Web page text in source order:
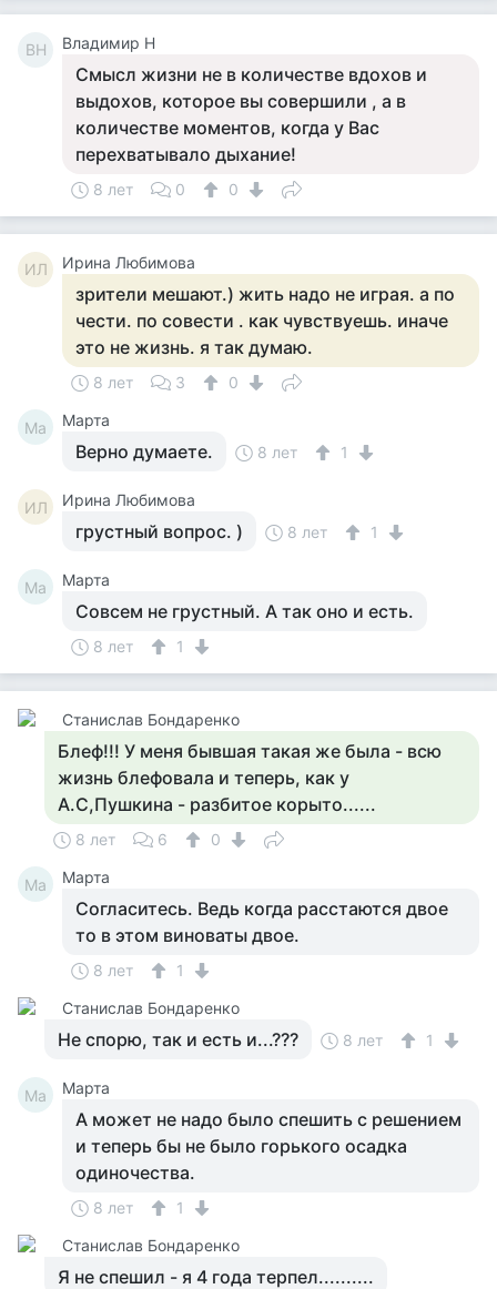
ВН Владимир Н
Смысл жизни не в количестве вдохов и
выдохов, которое вы совершили , а в
количестве моментов, когда у Вас
перехватывало дыхание!
8 лет 0 0
ИЛ Ирина Любимова
зрители мешают.) жить надо не играя. а по
чести. по совести . как чувствуешь. иначе
это не жизнь. я так думаю.
8 лет 3 0
Ма Марта
Верно думаете. 8 лет 1
ИЛ Ирина Любимова
грустный вопрос. ) 8 лет 1
Ма Марта
Совсем не грустный. А так оно и есть.
8 лет 1
Станислав Бондаренко
Блеф!!! У меня бывшая такая же была - всю
жизнь блефовала и теперь, как у
А.С,Пушкина - разбитое корыто......
8 лет 6 0
Ма Марта
Согласитесь. Ведь когда расстаются двое
то в этом виноваты двое.
8 лет
1
Станислав Бондаренко
Не спорю, так и есть и...??? 8 лет 1
Ма Марта
А может не надо было спешить с решением
и теперь бы не было горького осадка
одиночества.
8 лет
1
Станислав Бондаренко
Я не спешил - я 4 года терпел..........